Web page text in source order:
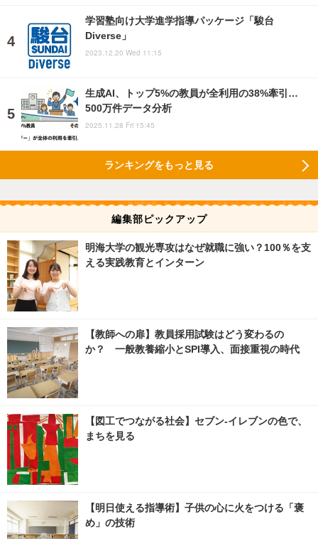
学習塾向け大学進学指導パッケージ「駿台
Diverse」
2023.12.20 Wed 11:15
生成AI、トップ5%の教員が全利用の38%牽引…
500万件データ分析
2025.11.28 Fri 15:45
ランキングをもっと見る
編集部ピックアップ
明海大学の観光専攻はなぜ就職に強い？100％を支
える実践教育とインターン
【教師への扉】教員採用試験はどう変わるの
か？ 一般教養縮小とSPI導入、面接重視の時代
【図工でつながる社会】セブン‐イレブンの色で、
まちを見る
【明日使える指導術】子供の心に火をつける「褒
め」の技術